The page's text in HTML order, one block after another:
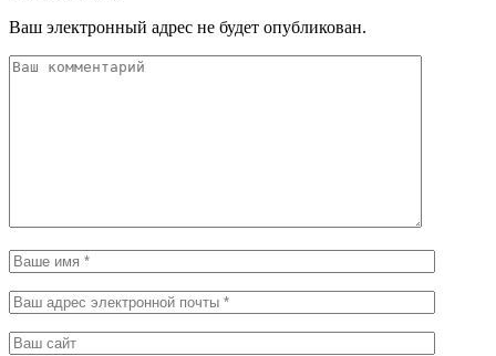
Ваш электронный адрес не будет опубликован.